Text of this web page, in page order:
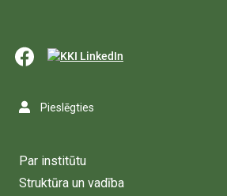
Pieslēgties
Par institūtu
Struktūra un vadība